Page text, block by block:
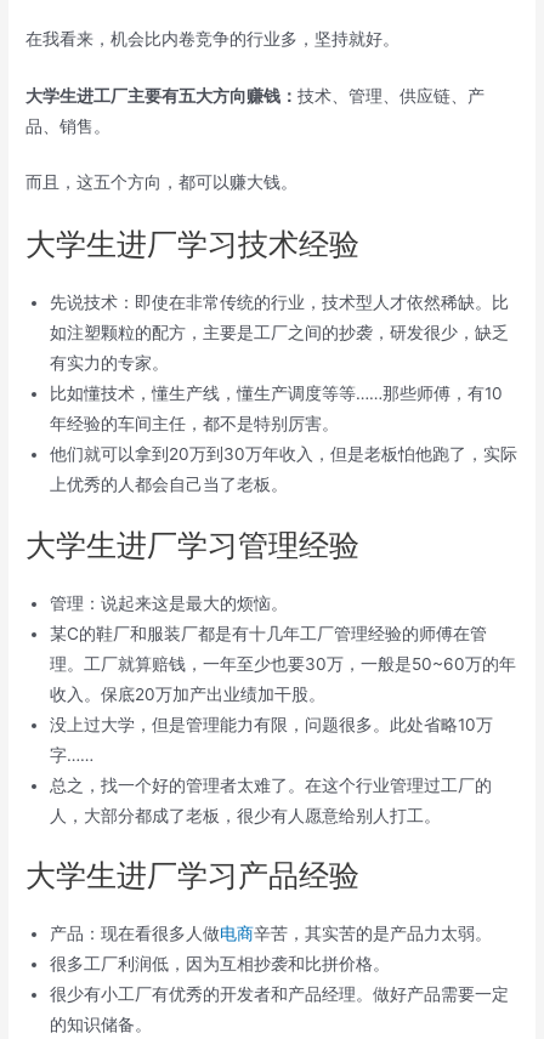
在我看来，机会比内卷竞争的行业多，坚持就好。
大学生进工厂主要有五大方向赚钱：技术、管理、供应链、产
品、销售。
而且，这五个方向，都可以赚大钱。
大学生进厂学习技术经验
先说技术：即使在非常传统的行业，技术型人才依然稀缺。比
如注塑颗粒的配方，主要是工厂之间的抄袭，研发很少，缺乏
有实力的专家。
比如懂技术，懂生产线，懂生产调度等等……那些师傅，有10
年经验的车间主任，都不是特别厉害。
他们就可以拿到20万到30万年收入，但是老板怕他跑了，实际
上优秀的人都会自己当了老板。
大学生进厂学习管理经验
管理：说起来这是最大的烦恼。
某C的鞋厂和服装厂都是有十几年工厂管理经验的师傅在管
理。工厂就算赔钱，一年至少也要30万，一般是50~60万的年
收入。保底20万加产出业绩加干股。
没上过大学，但是管理能力有限，问题很多。此处省略10万
字……
总之，找一个好的管理者太难了。在这个行业管理过工厂的
人，大部分都成了老板，很少有人愿意给别人打工。
大学生进厂学习产品经验
产品：现在看很多人做电商辛苦，其实苦的是产品力太弱。
很多工厂利润低，因为互相抄袭和比拼价格。
很少有小工厂有优秀的开发者和产品经理。做好产品需要一定
的知识储备。